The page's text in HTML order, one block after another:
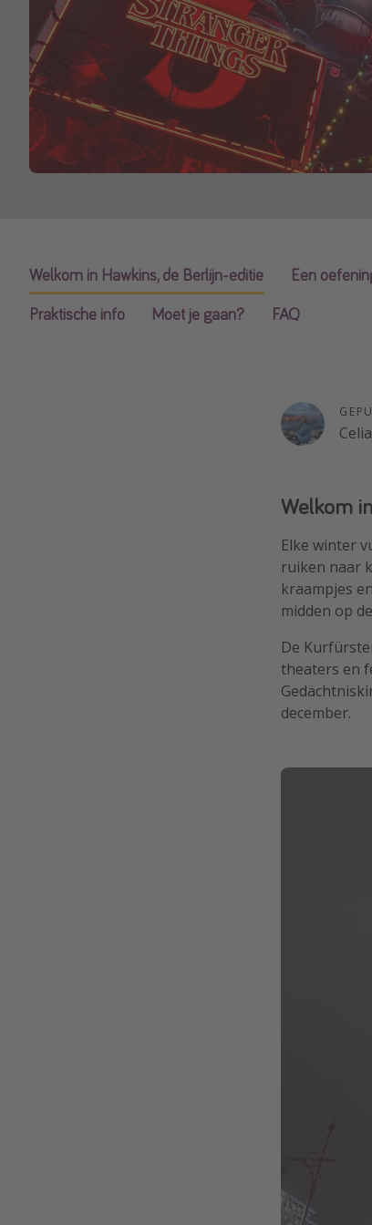
Welkom in Hawkins, de Berlijn-editie Een
Praktische info
Moet je gaan? FAQ
Welkom
Elke winter
ruiken naar
kraampjes
midden op
De
theaters en
december.